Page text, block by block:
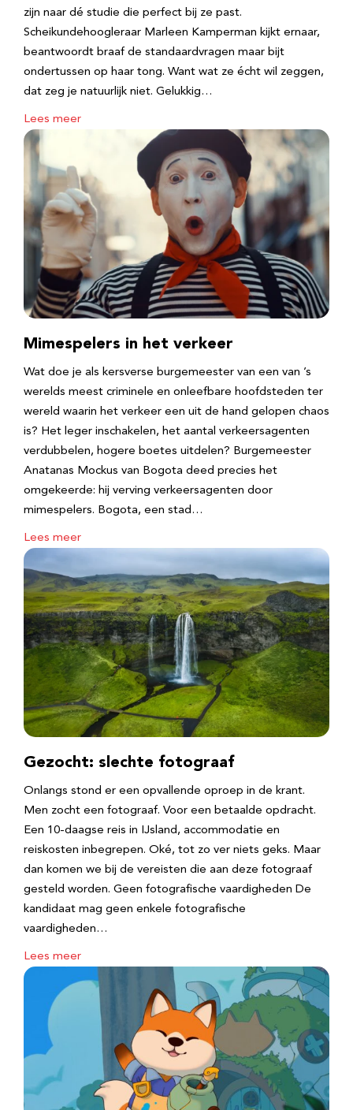
zijn naar dé studie die perfect bij ze past.
Scheikundehoogleraar Marleen Kamperman kijkt ernaar,
beantwoordt braaf de standaardvragen maar bijt
ondertussen op haar tong. Want wat ze écht wil zeggen,
dat zeg je natuurlijk niet. Gelukkig…
Lees meer
Mimespelers in het verkeer
Wat doe je als kersverse burgemeester van een van ’s
werelds meest criminele en onleefbare hoofdsteden ter
wereld waarin het verkeer een uit de hand gelopen chaos
is? Het leger inschakelen, het aantal verkeersagenten
verdubbelen, hogere boetes uitdelen? Burgemeester
Anatanas Mockus van Bogota deed precies het
omgekeerde: hij verving verkeersagenten door
mimespelers. Bogota, een stad…
Lees meer
Gezocht: slechte fotograaf
Onlangs stond er een opvallende oproep in de krant.
Men zocht een fotograaf. Voor een betaalde opdracht.
Een 10-daagse reis in IJsland, accommodatie en
reiskosten inbegrepen. Oké, tot zo ver niets geks. Maar
dan komen we bij de vereisten die aan deze fotograaf
gesteld worden. Geen fotografische vaardigheden De
kandidaat mag geen enkele fotografische
vaardigheden…
Lees meer